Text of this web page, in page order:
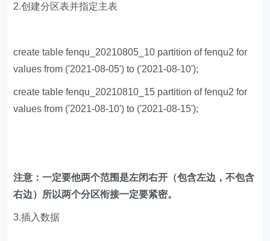
2.创建分区表并指定主表
create table fenqu_20210805_10 partition of fenqu2 for
values from ('2021-08-05') to ('2021-08-10');
create table fenqu_20210810_15 partition of fenqu2 for
values from ('2021-08-10') to ('2021-08-15');
注意：一定要他两个范围是左闭右开（包含左边，不包含
右边）所以两个分区衔接一定要紧密。
3.插入数据